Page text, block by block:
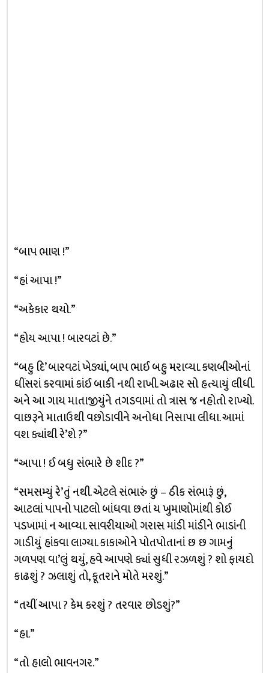
“બાપ ભાણ !”
“હાં આપા !”
“અકેકાર થયો.”
“હોય આપા ! બારવટાં છે.”
“બહુ દિ’ બારવટાં ખેડ્યાં, બાપ ભાઈ બહુ મરાવ્યા. કણબીઓનાં
ધીંસરાં કરવામાં કાંઈ બાકી નથી રાખી. અઢાર સો હત્યાયું લીધી.
અને આ ગાય માતાજીયુંને તગડવામાં તો ત્રાસ જ નહોતો રાખ્યો.
વાછરૂને માતાઉથી વછોડાવીને અનોધા નિસાપા લીધા. આમાં
વશ ક્યાંથી રે’શે ?”
“આપા ! ઈ બધુ સંભારે છે શીદ ?”
“સમસમ્યું રે’તું નથી. એટલે સંભારું છું – ઠીક સંભારૂં છું,
આટલાં પાપનો પાટલો બાંધવા છતાં ય ખુમાણોમાંથી કોઈ
પડખામાં ન આવ્યા. સાવરીયાઓ ગરાસ માંડી માંડીને ભાડાંની
ગાડીયું હાંકવા લાગ્યા. કાકાઓને પોતપોતાનાં છ છ ગામનું
ગળપણ વા’લું થયું, હવે આપણે ક્યાં સુધી રઝળશું ? શો ફાયદો
કાઢશું ? ઝલાશું તો, કૂતરાને મોતે મરશું.”
“તયીં આપા ? કેમ કરશું ? તરવાર છોડશું?”
“હા.”
“તો હાલો ભાવનગર.”